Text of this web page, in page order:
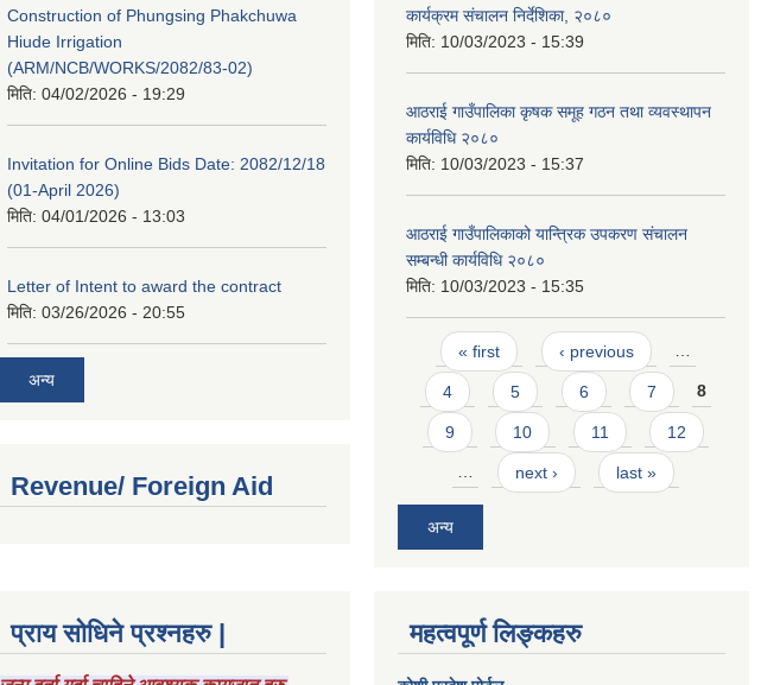
Construction of Phungsing Phakchuwa
Hiude Irrigation
(ARM/NCB/WORKS/2082/83-02)
मिति: 04/02/2026 - 19:29
Invitation for Online Bids Date: 2082/12/18
(01-April 2026)
मिति: 04/01/2026 - 13:03
Letter of Intent to award the contract
मिति: 03/26/2026 - 20:55
अन्य
Revenue/ Foreign Aid
कार्यक्रम संचालन निर्देशिका, २०८०
मिति: 10/03/2023 - 15:39
आठराई गाउँपालिका कृषक समूह गठन तथा व्यवस्थापन
कार्यविधि २०८०
मिति: 10/03/2023 - 15:37
आठराई गाउँपालिकाको यान्त्रिक उपकरण संचालन
सम्बन्धी कार्यविधि २०८०
मिति: 10/03/2023 - 15:35
Pages
« first ‹ previous …
4 5 6 7 8
9 10 11 12
… next › last »
अन्य
प्राय सोधिने प्रश्नहरु | महत्वपूर्ण लिङ्कहरु